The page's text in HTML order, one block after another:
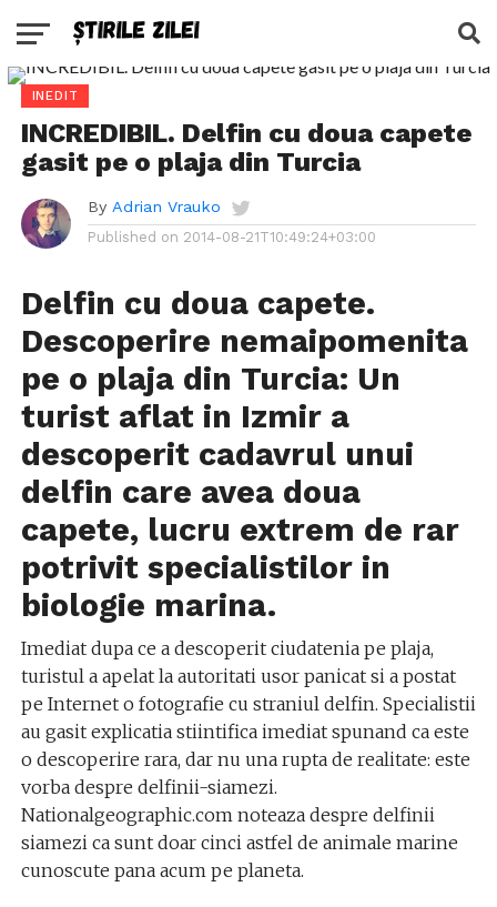
INEDIT
INCREDIBIL. Delfin cu doua capete
gasit pe o plaja din Turcia
By Adrian Vrauko
Published on 2014-08-21T10:49:24+03:00
Delfin cu doua capete.
Descoperire nemaipomenita
pe o plaja din Turcia: Un
turist aflat in Izmir a
descoperit cadavrul unui
delfin care avea doua
capete, lucru extrem de rar
potrivit specialistilor in
biologie marina.
Imediat dupa ce a descoperit ciudatenia pe plaja,
turistul a apelat la autoritati usor panicat si a postat
pe Internet o fotografie cu straniul delfin. Specialistii
au gasit explicatia stiintifica imediat spunand ca este
o descoperire rara, dar nu una rupta de realitate: este
vorba despre delfinii-siamezi.
Nationalgeographic.com noteaza despre delfinii
siamezi ca sunt doar cinci astfel de animale marine
cunoscute pana acum pe planeta.